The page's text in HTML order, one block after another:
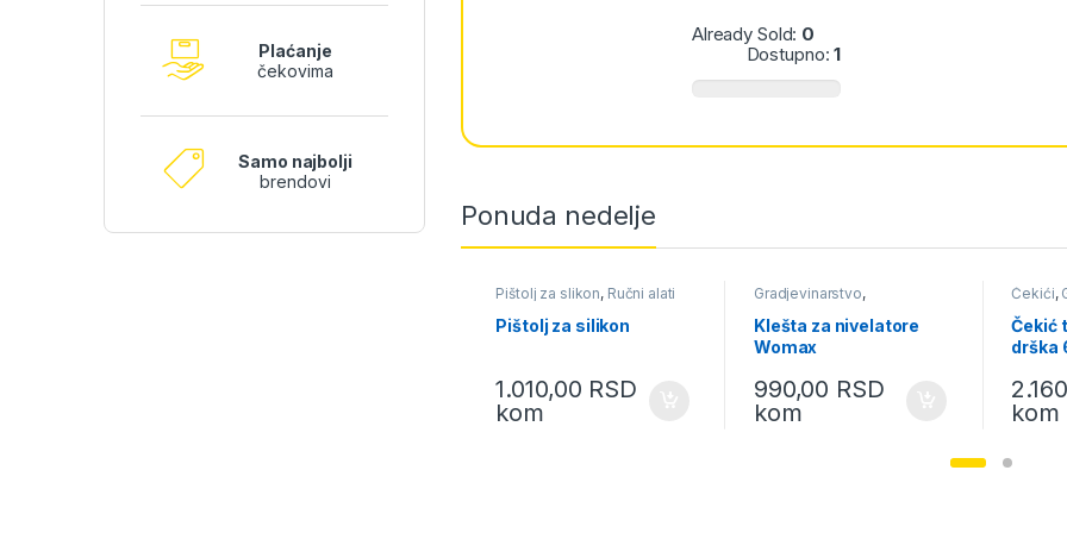
Already Sold: 0
Dostupno:1
Ponuda nedelje
Pištolj za slikon, Ručni alati
Pištolj za silikon
1.010,00 RSD
kom
Gradjevinarstvo,
Keramičarski i staklarski alat
i pribor, Ručni alati
Klešta za nivelatore
Womax
990,00 RSD
kom
Čekići,
Čekić
drška
kom
Plaćanje
čekovima
Samo najbolji
brendovi